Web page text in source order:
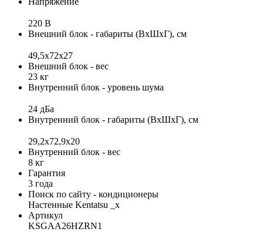
220 В
Внешний блок - габариты (ВхШхГ), см
49,5х72х27
Внешний блок - вес
23 кг
Внутренний блок - уровень шума
24 дБа
Внутренний блок - габариты (ВхШхГ), см
29,2x72,9x20
Внутренний блок - вес
8 кг
Гарантия
3 года
Поиск по сайту - кондиционеры
Настенные Kentatsu _x
Артикул
KSGAA26HZRN1